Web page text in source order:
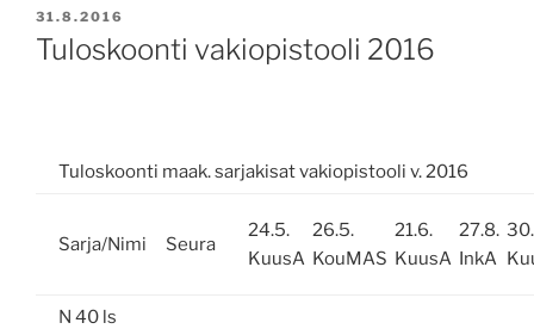
JULKAISTU
31.8.2016
Tuloskoonti vakiopistooli 2016
Tuloskoonti maak. sarjakisat vakiopistooli v. 2016
Sarja/Nimi Seura
24.5.
KuusA
26.5.
KouMAS
21.6.
KuusA
27.8.
InkA
N 40 ls